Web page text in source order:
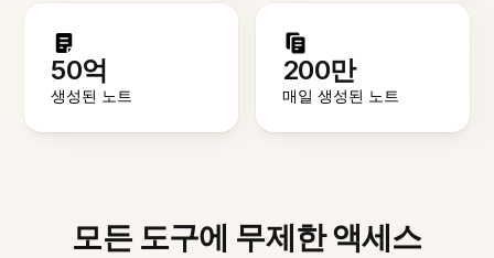
50억
생성된 노트
200만
매일 생성된 노트
모든 도구에 무제한 액세스